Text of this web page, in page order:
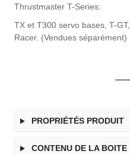
Thrustmaster T-Series:
TX et T300 servo bases, T-
Racer. (Vendues séparément)
PROPRIÉTÉS PRODUIT
CONTENU DE LA BOITE